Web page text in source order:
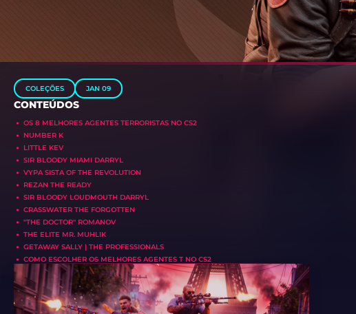
COLEÇÕES JAN 09
CONTEÚDOS
OS 8 MELHORES AGENTES TERRORISTAS NO CS2
NUMBER K
LITTLE KEV
SIR BLOODY MIAMI DARRYL
VYPA SISTA OF THE REVOLUTION
REZAN THE READY
SIR BLOODY LOUDMOUTH DARRYL
CRASSWATER THE FORGOTTEN
"THE DOCTOR" ROMANOV
THE ELITE MR. MUHLIK
GETAWAY SALLY | THE PROFESSIONALS
COMO ESCOLHER OS MELHORES AGENTES T NO CS2